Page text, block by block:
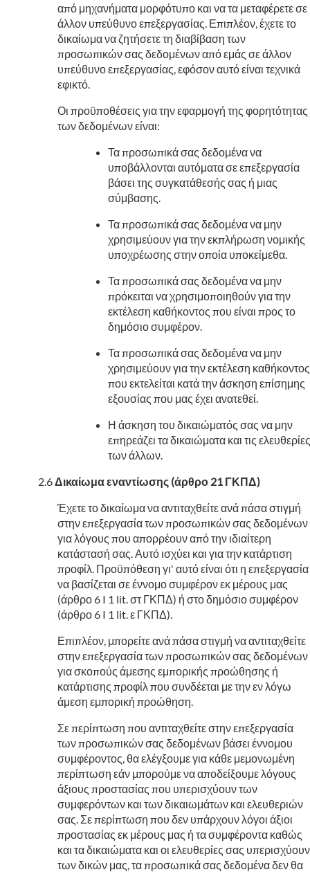
από μηχανήματα μορφότυπο και να τα μεταφέρετε σε
άλλον υπεύθυνο επεξεργασίας. Επιπλέον, έχετε το
δικαίωμα να ζητήσετε τη διαβίβαση των
προσωπικών σας δεδομένων από εμάς σε άλλον
υπεύθυνο επεξεργασίας, εφόσον αυτό είναι τεχνικά
εφικτό.
Οι προϋποθέσεις για την εφαρμογή της φορητότητας
των δεδομένων είναι:
Τα προσωπικά σας δεδομένα να
υποβάλλονται αυτόματα σε επεξεργασία
βάσει της συγκατάθεσής σας ή μιας
σύμβασης.
Τα προσωπικά σας δεδομένα να μην
χρησιμεύουν για την εκπλήρωση νομικής
υποχρέωσης στην οποία υποκείμεθα.
Τα προσωπικά σας δεδομένα να μην
πρόκειται να χρησιμοποιηθούν για την
εκτέλεση καθήκοντος που είναι προς το
δημόσιο συμφέρον.
Τα προσωπικά σας δεδομένα να μην
χρησιμεύουν για την εκτέλεση καθήκοντος
που εκτελείται κατά την άσκηση επίσημης
εξουσίας που μας έχει ανατεθεί.
Η άσκηση του δικαιώματός σας να μην
επηρεάζει τα δικαιώματα και τις ελευθερίες
των άλλων.
Δικαίωμα εναντίωσης (άρθρο 21 ΓΚΠΔ)
Έχετε το δικαίωμα να αντιταχθείτε ανά πάσα στιγμή
στην επεξεργασία των προσωπικών σας δεδομένων
για λόγους που απορρέουν από την ιδιαίτερη
κατάστασή σας. Αυτό ισχύει και για την κατάρτιση
προφίλ. Προϋπόθεση γι' αυτό είναι ότι η επεξεργασία
να βασίζεται σε έννομο συμφέρον εκ μέρους μας
(άρθρο 6 I 1 lit. στ ΓΚΠΔ) ή στο δημόσιο συμφέρον
(άρθρο 6 I 1 lit. ε ΓΚΠΔ).
Επιπλέον, μπορείτε ανά πάσα στιγμή να αντιταχθείτε
στην επεξεργασία των προσωπικών σας δεδομένων
για σκοπούς άμεσης εμπορικής προώθησης ή
κατάρτισης προφίλ που συνδέεται με την εν λόγω
άμεση εμπορική προώθηση.
Σε περίπτωση που αντιταχθείτε στην επεξεργασία
των προσωπικών σας δεδομένων βάσει έννομου
συμφέροντος, θα ελέγξουμε για κάθε μεμονωμένη
περίπτωση εάν μπορούμε να αποδείξουμε λόγους
άξιους προστασίας που υπερισχύουν των
συμφερόντων και των δικαιωμάτων και ελευθεριών
σας. Σε περίπτωση που δεν υπάρχουν λόγοι άξιοι
προστασίας εκ μέρους μας ή τα συμφέροντα καθώς
και τα δικαιώματα και οι ελευθερίες σας υπερισχύουν
των δικών μας, τα προσωπικά σας δεδομένα δεν θα